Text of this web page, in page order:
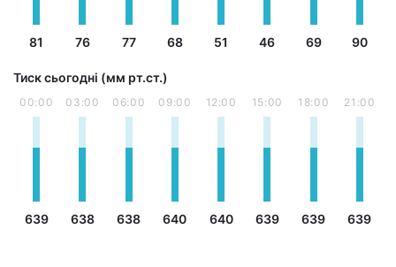
81 76 77 68 51 46 69 90
Тиск сьогодні (мм рт.ст.)
00:00
639
03:00
638
06:00
638
09:00
640
12:00
640
15:00
639
18:00
639
21:00
639